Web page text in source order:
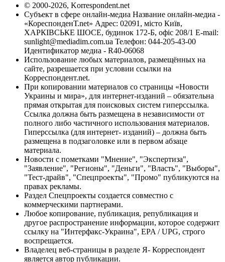
© 2000-2026, Korrespondent.net
Субъект в сфере онлайн-медиа Название онлайн-медиа -
«КореспонденТ.net» Адрес: 02091, місто Київ,
ХАРКІВСЬКЕ ШОСЕ, будинок 172-Б, офіс 208/1 E-mail:
sunlight@mediadim.com.ua Телефон: 044-205-43-00
Идентификатор медиа - R40-06068
Использование любых материалов, размещённых на
сайте, разрешается при условии ссылки на
Корреспондент.net.
При копировании материалов со страницы «Новости
Украины и мира», для интернет-изданий – обязательна
прямая открытая для поисковых систем гиперссылка.
Ссылка должна быть размещена в независимости от
полного либо частичного использования материалов.
Гиперссылка (для интернет- изданий) – должна быть
размещена в подзаголовке или в первом абзаце
материала.
Новости с пометками "Мнение", "Экспертиза",
"Заявление", "Регионы", "Деньги", "Власть", "Выборы",
"Тест-драйв", "Спецпроекты", "Промо" публикуются на
правах рекламы.
Раздел Спецпроекты создается совместно с
коммерческими партнерами.
Любое копирование, публикация, републикация и
другое распространение информации, которое содержит
ссылку на "Интерфакс-Украина", EPA / UPG, строго
воспрещается.
Владелец веб-страницы в разделе Я- Корреспондент
является автор публикации.